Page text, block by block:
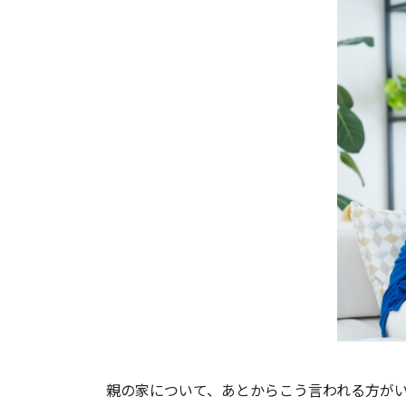
親の家について、あとからこう言われる方が